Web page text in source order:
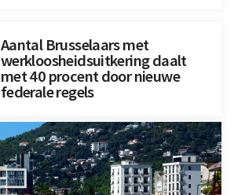
Aantal Brusselaars met
werkloosheidsuitkering daalt
met 40 procent door nieuwe
federale regels